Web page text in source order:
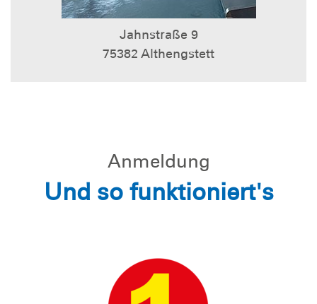
Jahnstraße 9
75382 Althengstett
Anmeldung
Und so funktioniert's